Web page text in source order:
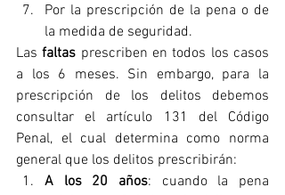
Por la prescripción de la pena o de
la medida de seguridad.
Las faltas prescriben en todos los casos
a los 6 meses. Sin embargo, para la
prescripción de los delitos debemos
consultar el artículo 131 del Código
Penal, el cual determina como norma
general que los delitos prescribirán:
A los 20 años: cuando la pena